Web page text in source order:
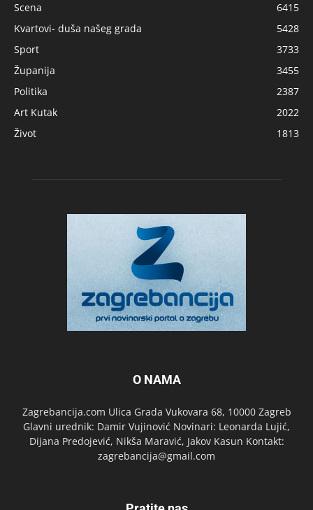
Scena
6415
Kvartovi- duša našeg grada
5428
Sport
3733
Županija
3455
Politika
2387
Art Kutak
2022
Život
1813
O NAMA
Zagrebancija.com Ulica Grada Vukovara 68, 10000 Zagreb
Glavni urednik: Damir Vujinović Novinari: Leonarda Lujić,
Dijana Predojević, Nikša Maravić, Jakov Kasun Kontakt:
zagrebancija@gmail.com